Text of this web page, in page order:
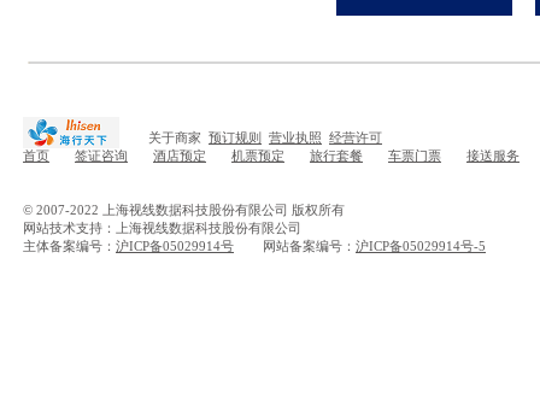
关于商家 预订规则 营业执照 经营许可
首页
签证咨询 酒店预定 机票预定 旅行套餐 车票门票 接送服务
© 2007-2022 上海视线数据科技股份有限公司 版权所有
网站技术支持：上海视线数据科技股份有限公司
主体备案编号： 沪ICP备05029914号 网站备案编号： 沪ICP备05029914号-5